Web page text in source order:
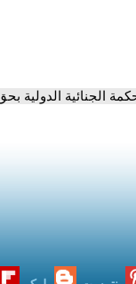
الجنائية الدولية